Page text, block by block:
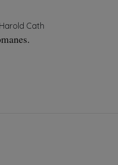
Harold Cath